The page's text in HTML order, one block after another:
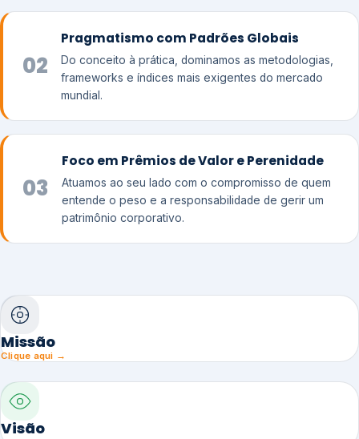
02
Pragmatismo com Padrões Globais
Do conceito à prática, dominamos as metodologias,
frameworks e índices mais exigentes do mercado
mundial.
03
Foco em Prêmios de Valor e Perenidade
Atuamos ao seu lado com o compromisso de quem
entende o peso e a responsabilidade de gerir um
patrimônio corporativo.
Missão
Clique aqui →
Visão